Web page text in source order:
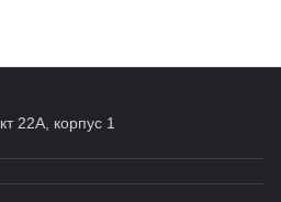
22А, корпус 1